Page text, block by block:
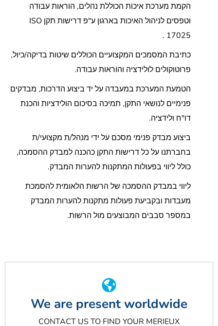
הקמת מערכת איכות הכוללת נהלים, הוראות עבודה
וטפסים לניהול האיכות בארגון ע"פ דרישות תקן ISO
17025 .
כתיבת המסמכים המקצועיים הכוללים שיטות בדיקה/כיול,
פרוטוקולים לולידציה והוראות עבודה.
הטמעת המערכת במעבדה על יד ביצוע הדרכות, מבדקים
פנימיים לנושאי התקן, תמיכה בסיכום הולידציות והכנת
דו"ח ולידציה.
ביצוע מבדק פנימי מסכם על ידי מנהל/ת מקצועי/ת
בחברתנו על כל דרישות התקן כהכנה למבדק ההסמכה,
כולל ליווי בפעולות המתקנות להערות המבדק.
ליווי במבדק ההסמכה של הרשות הלאומית להסמכת
מעבדות ובקביעת פעולות מתקנות להערות המבדק
במספר סבבים המבוצעים מול הרשות.
We are present worldwide
CONTACT US TO FIND YOUR MERIEUX